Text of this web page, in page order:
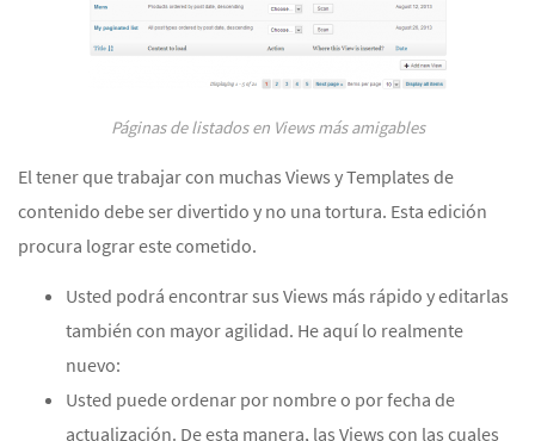
Páginas de listados en Views más amigables
El tener que trabajar con muchas Views y Templates de
contenido debe ser divertido y no una tortura. Esta edición
procura lograr este cometido.
Usted podrá encontrar sus Views más rápido y editarlas
también con mayor agilidad. He aquí lo realmente
nuevo:
Usted puede ordenar por nombre o por fecha de
actualización. De esta manera, las Views con las cuales